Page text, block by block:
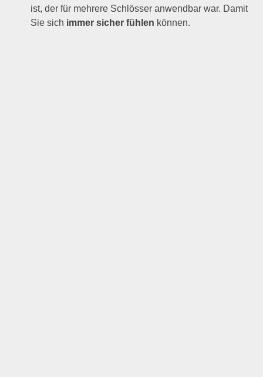
ist, der für mehrere Schlösser anwendbar war. Damit
Sie sich immer sicher fühlen können.